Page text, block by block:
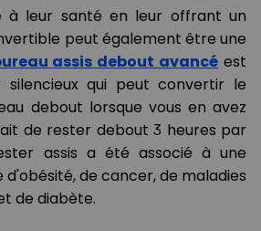
à leur santé en leur offrant un
peut également être une
assis debout avancé est
qui peut convertir le
debout lorsque vous en avez
de rester debout 3 heures par
assis a été associé à une
d'obésité, de cancer, de maladies
de diabète.